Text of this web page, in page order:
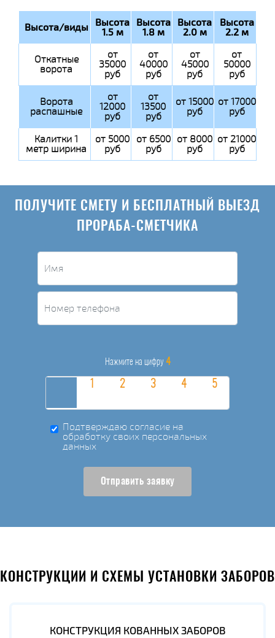
Высота/виды Высота
1.5 м
Высота
1.8 м
Высота
2.0 м
Высота
2.2 м
Откатные
ворота
от
35000
руб
от
40000
руб
от
45000
руб
от
50000
руб
Ворота
распашные
от
12000
руб
от
13500
руб
от 15000
руб
от 17000
руб
Калитки 1
метр ширина
от 5000
руб
от 6500
руб
от 8000
руб
от 21000
руб
ПОЛУЧИТЕ СМЕТУ И БЕСПЛАТНЫЙ ВЫЕЗД
ПРОРАБА-СМЕТЧИКА
Нажмите на цифру 4
Подтверждаю согласие на
обработку своих персональных
данных
Отправить заявку
КОНСТРУКЦИИ И СХЕМЫ УСТАНОВКИ ЗАБОРОВ
КОНСТРУКЦИЯ КОВАННЫХ ЗАБОРОВ